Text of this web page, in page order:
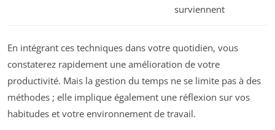
surviennent
En intégrant ces techniques dans votre quotidien, vous
constaterez rapidement une amélioration de votre
productivité. Mais la gestion du temps ne se limite pas à des
méthodes ; elle implique également une réflexion sur vos
habitudes et votre environnement de travail.